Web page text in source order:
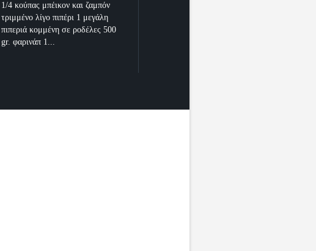
1/4 κούπας μπέικον και ζαμπόν
τριμμένο λίγο πιπέρι 1 μεγάλη
πιπεριά κομμένη σε ροδέλες 500
gr. φαρινάπ 1...